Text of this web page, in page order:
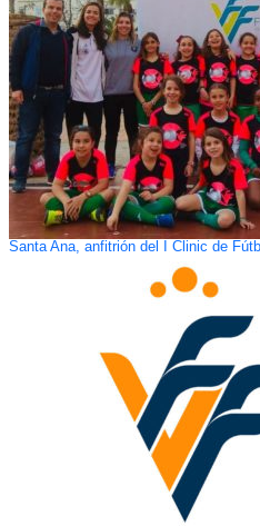
Santa Ana, anfitrión del I Clinic de